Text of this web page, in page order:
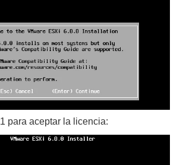
para aceptar la licencia: